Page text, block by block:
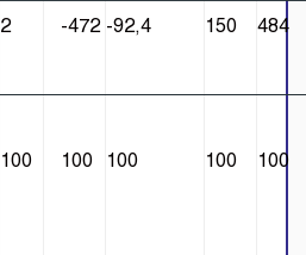
2 -472 -92,4 150 484
100 100 100 100 100